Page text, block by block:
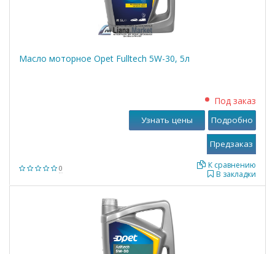
Масло моторное Opet Fulltech 5W-30, 5л
0
Под заказ
В закладки
К сравнению
Узнать цены Подробно